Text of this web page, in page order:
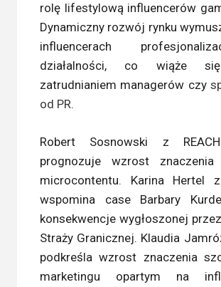
rolę lifestylową influencerów
Dynamiczny rozwój rynku
influencerach
działalności, co wiąże
zatrudnianiem managerów czy
od PR.
Robert Sosnowski z
prognozuje wzrost
microcontentu. Karina Hertel
wspomina case Barbary
konsekwencje wygłoszonej
Straży Granicznej. Klaudia
podkreśla wzrost znaczenia
marketingu opartym na